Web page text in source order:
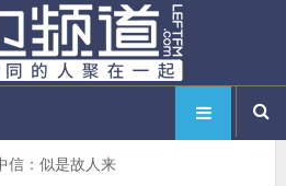
信：似是故人来